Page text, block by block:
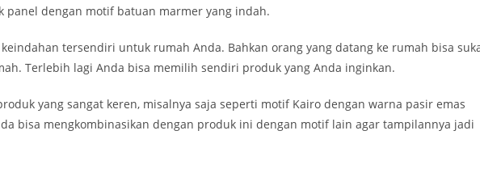
panel dengan motif batuan marmer yang indah.
tersendiri untuk rumah Anda. Bahkan orang yang datang ke rumah bisa
Terlebih lagi Anda bisa memilih sendiri produk yang Anda inginkan.
yang sangat keren, misalnya saja seperti motif Kairo dengan warna pasir emas
bisa mengkombinasikan dengan produk ini dengan motif lain agar tampilannya jadi